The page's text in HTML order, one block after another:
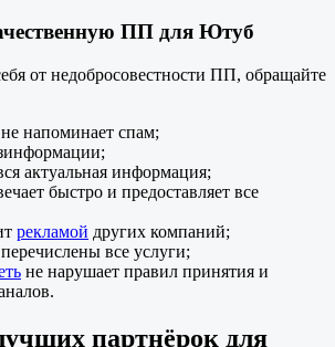
ПП для Ютуб
от недобросовестности ПП, обращайте
напоминает спам;
актуальная информация;
быстро и предоставляет все
рекламой других компаний;
все услуги;
не нарушает правил принятия и
партнёрок для